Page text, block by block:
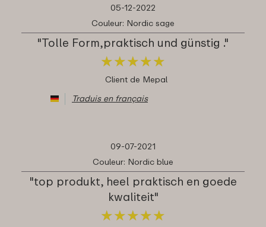
05-12-2022
Couleur: Nordic sage
"Tolle Form,praktisch und günstig ."
★★★★★
★★★★★
Client de Mepal
Traduis en français
09-07-2021
Couleur: Nordic blue
"top produkt, heel praktisch en goede
kwaliteit"
★★★★★
★★★★★